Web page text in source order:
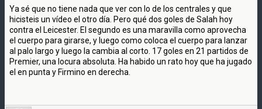
Ya sé que no tiene nada que ver con lo de los centrales y que
hicisteis un vídeo el otro día. Pero qué dos goles de Salah hoy
contra el Leicester. El segundo es una maravilla como aprovecha
el cuerpo para girarse, y luego como coloca el cuerpo para lanzar
al palo largo y luego la cambia al corto. 17 goles en 21 partidos de
Premier, una locura absoluta. Ha habido un rato hoy que ha jugado
el en punta y Firmino en derecha.